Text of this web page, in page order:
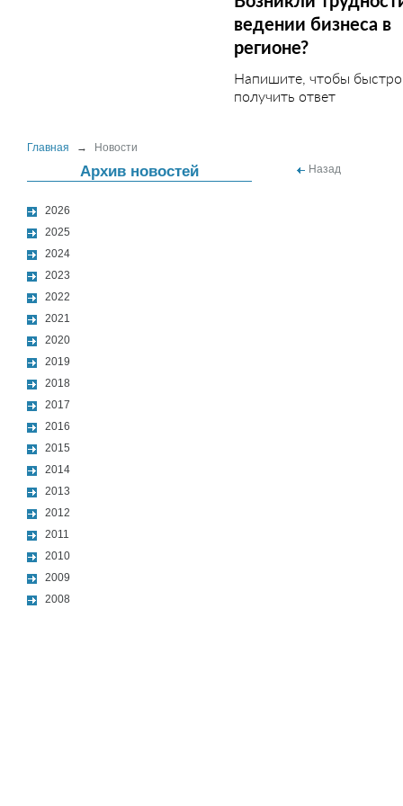
ведении бизнеса в
регионе?
Напишите, чтобы быстро
получить ответ
Главная → Новости
Архив новостей
2026
2025
2024
2023
2022
2021
2020
2019
2018
2017
2016
2015
2014
2013
2012
2011
2010
2009
2008
Назад